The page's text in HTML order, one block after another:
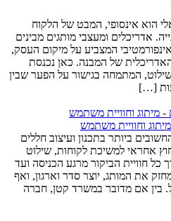
הוא אינסופי, המבט של הלקוח
אדריכלים ומעצבי מותגים מבינים
המצביע על מיקום העסק,
של המבנה. כאן נכנסת
המתמחה בגישור על הפער שבין
[…]
וחוויית משתמש
ביותר בתכנון ועיצוב חללים
אחראי למשיכת לקוחות, שילוט
כל חוויית הביקור מרגע הכניסה ועד
את המותג, יוצר סדר וארגון, ואף
בין אם מדובר במשרד קטן, חברה